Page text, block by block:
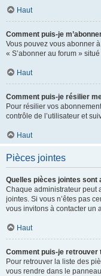
Haut
Comment puis-je
Vous pouvez vous abonner
« S’abonner au forum »
Haut
Comment puis-je résilier
Pour résilier vos
contrôle de l’utilisateur et
Haut
Pièces jointes
Quelles pièces jointes
Chaque administrateur peut
jointes. Si vous n’êtes pas
vous invitons à contacter un
Haut
Comment puis-je retrouver
Pour retrouver la liste des
vous rendre dans le